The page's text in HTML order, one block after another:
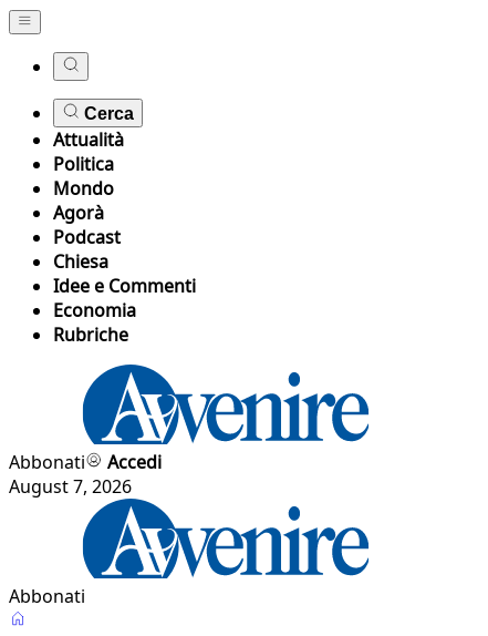
Cerca
Attualità
Politica
Mondo
Agorà
Podcast
Chiesa
Idee e Commenti
Economia
Rubriche
Abbonati
Accedi
August 7, 2026
Abbonati